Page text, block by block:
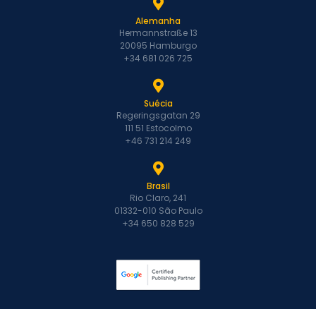
Alemanha
Hermannstraße 13
20095 Hamburgo
+34 681 026 725
Suécia
Regeringsgatan 29
111 51 Estocolmo
+46 731 214 249
Brasil
Rio Claro, 241
01332-010 São Paulo
+34 650 828 529